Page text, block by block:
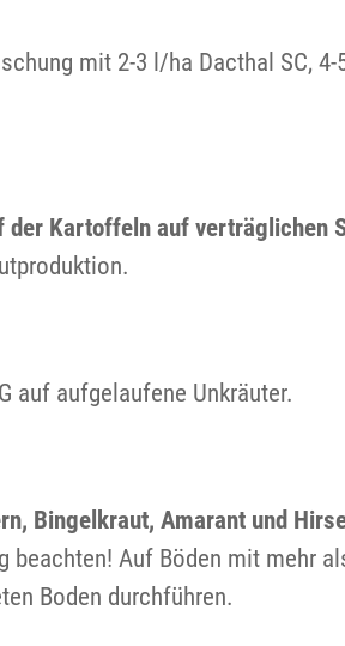
mit 2-3 l/ha Dacthal SC,
der Kartoffeln auf verträglichen
auf aufgelaufene Unkräuter.
Bingelkraut, Amarant und
beachten! Auf Böden mit mehr
Boden durchführen.